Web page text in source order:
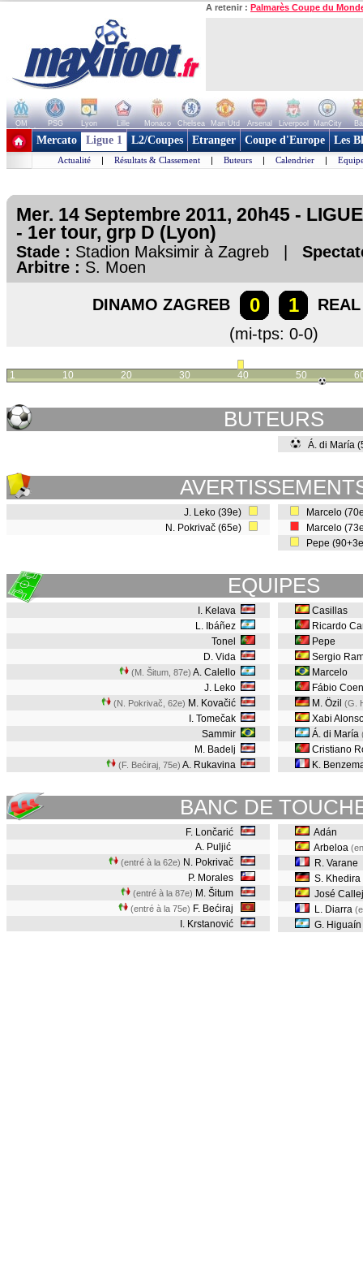
A retenir : Palmarès Coupe du
OM PSG Lyon Lille Monaco Chelsea Man Utd Arsenal Liverpool ManCity
+ de clubs
Mercato Ligue 1 L2/Coupes Etranger Coupe d'Europe Les
Actualité | Résultats & Classement | Buteurs | Calendrier |
Mer. 14 Septembre 2011, 20h45 -
- 1er tour, grp D (Lyon)
Stade : Stadion Maksimir à Zagreb |
Arbitre : S. Moen
DINAMO ZAGREB 0 1
(mi-tps: 0-0)
1 10 20 30 40 50
BUTEURS
Á. di María
J. Leko (39e)
N. Pokrivač (65e)
Marcelo
Marcelo
Pepe
EQUIPES
I. Kelava
L. Ibáñez
Tonel
D. Vida
(M. Šitum, 87e) A. Calello
J. Leko
(N. Pokrivač, 62e) M. Kovačić
I. Tomečak
Sammir
M. Badelj
(F. Bećiraj, 75e) A. Rukavina
Casillas
Ricardo
Pepe
Sergio
Marcelo
Fábio
M. Özil (G.
Xabi
Á. di María
Cristiano
K.
BANC DE
F. Lončarić
A. Puljić
(entré à la 62e) N. Pokrivač
P. Morales
(entré à la 87e) M. Šitum
(entré à la 75e) F. Bećiraj
I. Krstanović
Adán
Arbeloa
R. Varane
S. Khedira
José
L. Diarra
G. Higuaín